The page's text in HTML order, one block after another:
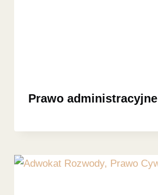
Prawo administracyjne